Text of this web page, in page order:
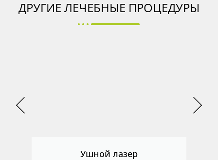
ДРУГИЕ ЛЕЧЕБНЫЕ ПРОЦЕДУРЫ
Ушной лазер
визита. Если вы
отклоните эти
информацию о ваших
вероятность